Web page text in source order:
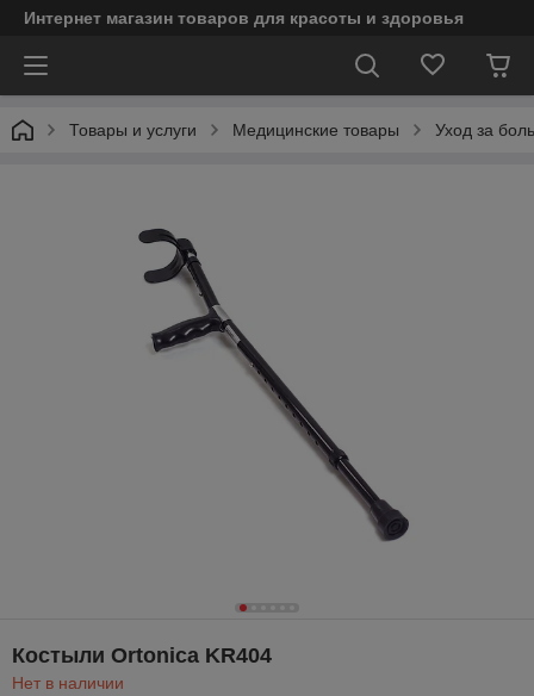
Интернет магазин товаров для красоты и здоровья
Товары и услуги Медицинские товары Уход за
Костыли Ortonica KR404
Нет в наличии